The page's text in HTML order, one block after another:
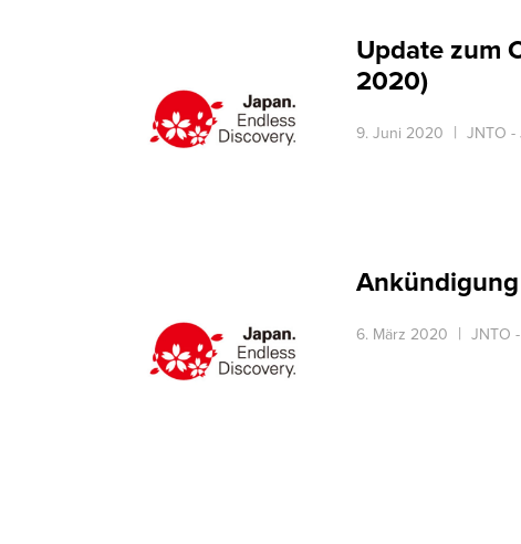
Update zum
2020)
9. Juni 2020 JNTO -
6. März 2020 JNTO